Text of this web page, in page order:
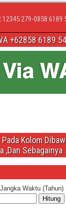
12345 279-0858
+62858 6189
Kolom
,Dan Sebagainya
Jangka Waktu (Tahun)
Hitung